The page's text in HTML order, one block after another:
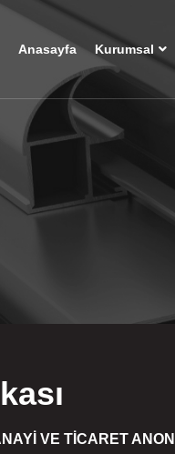
Anasayfa Kurumsal
VE TİCARET